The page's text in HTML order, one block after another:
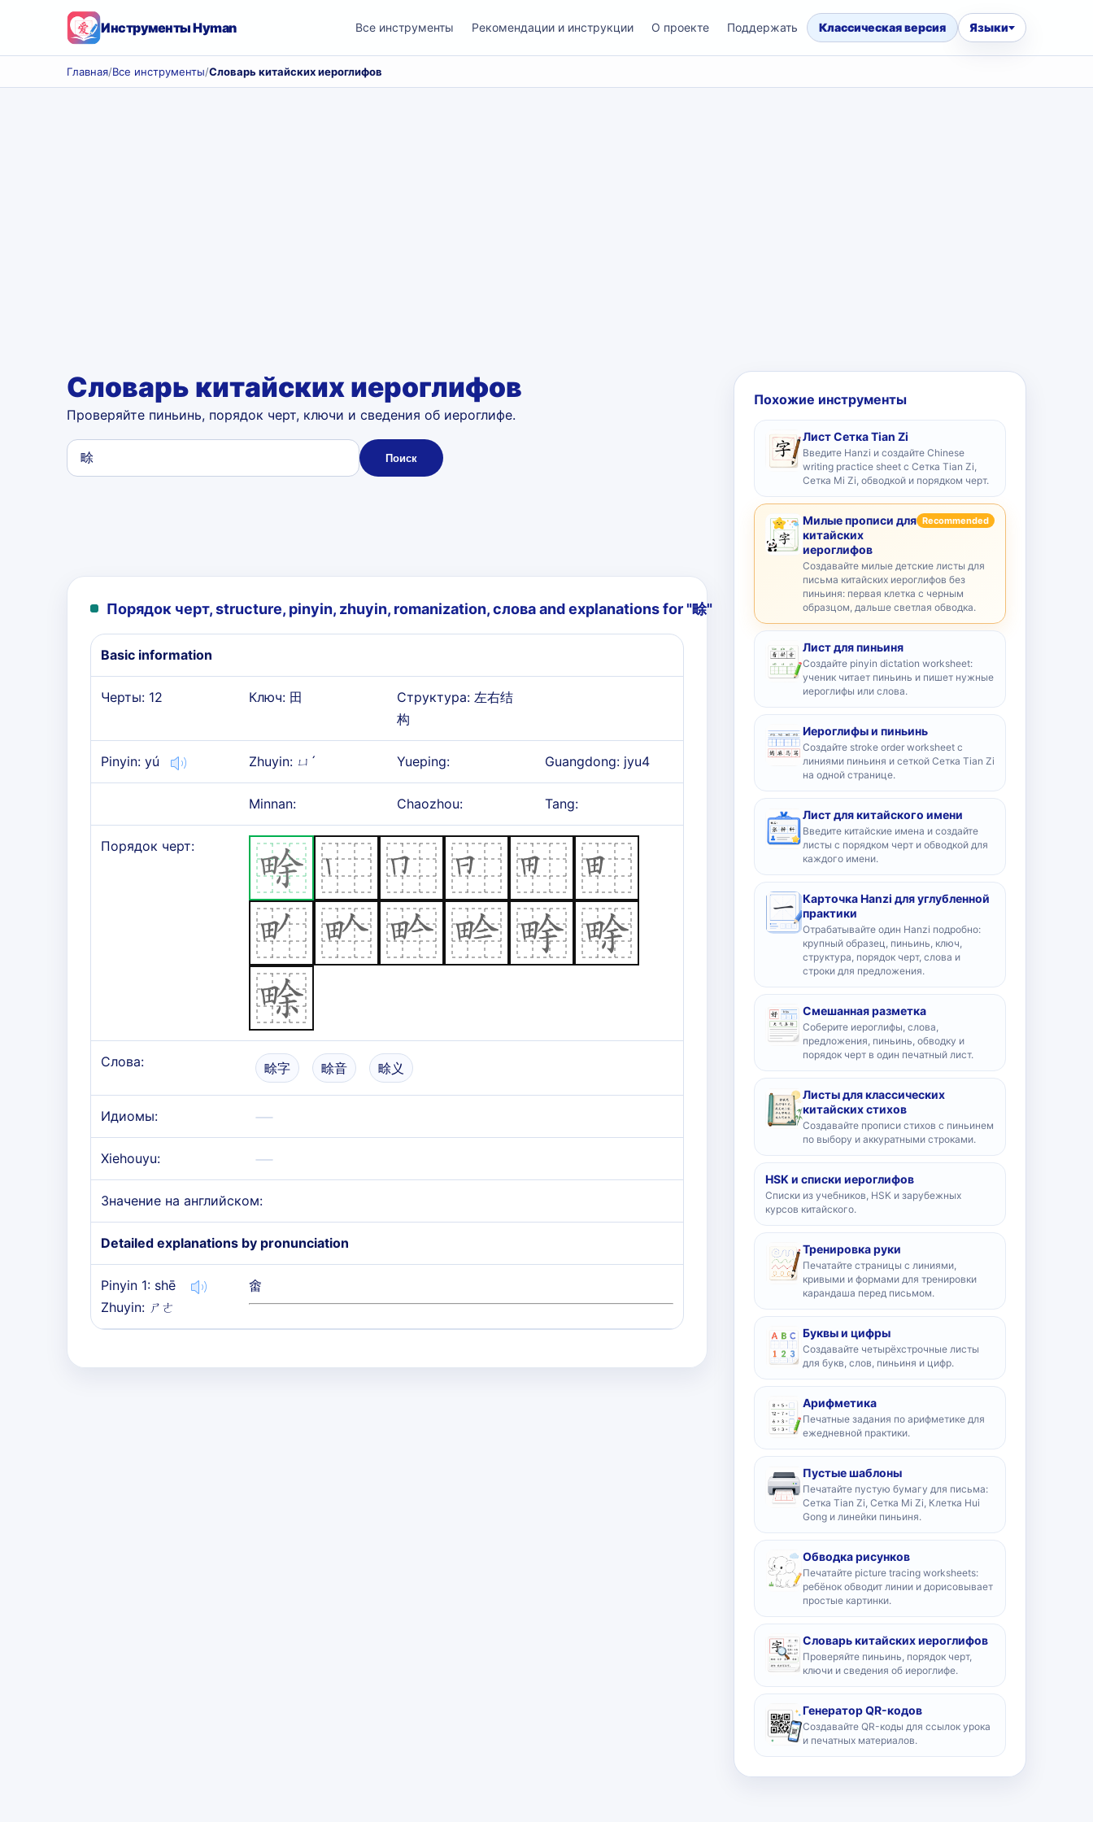
Инструменты Hyman Все инструменты Рекомендации и инструкции О проекте Поддержать Классическая версия Языки
Главная/Все инструменты/Словарь китайских иероглифов
Словарь китайских иероглифов
Проверяйте пиньинь, порядок черт, ключи и сведения об иероглифе.
Поиск
Порядок черт, structure, pinyin, zhuyin, romanization, слова and explanations for "畭"
Basic information
Черты: 12 Ключ: 田
Структура: 左右结
构
Pinyin: yú Zhuyin: ㄩˊ Yueping: Guangdong: jyu4
Minnan: Chaozhou: Tang:
Порядок черт:
Слова: 畭字 畭音 畭义
Идиомы:
Xiehouyu:
Значение на английском:
Detailed explanations by pronunciation
Pinyin 1: shē
Zhuyin: ㄕㄜ
畬
Похожие инструменты
Лист Сетка Tian Zi
Введите Hanzi и создайте Chinese
writing practice sheet с Сетка Tian Zi,
Сетка Mi Zi, обводкой и порядком черт.
Милые прописи для
китайских
иероглифов
Recommended
Создавайте милые детские листы для
письма китайских иероглифов без
пиньиня: первая клетка с черным
образцом, дальше светлая обводка.
Лист для пиньиня
Создайте pinyin dictation worksheet:
ученик читает пиньинь и пишет нужные
иероглифы или слова.
Иероглифы и пиньинь
Создайте stroke order worksheet с
линиями пиньиня и сеткой Сетка Tian Zi
на одной странице.
Лист для китайского имени
Введите китайские имена и создайте
листы с порядком черт и обводкой для
каждого имени.
Карточка Hanzi для углубленной
практики
Отрабатывайте один Hanzi подробно:
крупный образец, пиньинь, ключ,
структура, порядок черт, слова и
строки для предложения.
Смешанная разметка
Соберите иероглифы, слова,
предложения, пиньинь, обводку и
порядок черт в один печатный лист.
Листы для классических
китайских стихов
Создавайте прописи стихов с пиньинем
по выбору и аккуратными строками.
HSK и списки иероглифов
Списки из учебников, HSK и зарубежных
курсов китайского.
Тренировка руки
Печатайте страницы с линиями,
кривыми и формами для тренировки
карандаша перед письмом.
Буквы и цифры
Создавайте четырёхстрочные листы
для букв, слов, пиньиня и цифр.
Арифметика
Печатные задания по арифметике для
ежедневной практики.
Пустые шаблоны
Печатайте пустую бумагу для письма:
Сетка Tian Zi, Сетка Mi Zi, Клетка Hui
Gong и линейки пиньиня.
Обводка рисунков
Печатайте picture tracing worksheets:
ребёнок обводит линии и дорисовывает
простые картинки.
Словарь китайских иероглифов
Проверяйте пиньинь, порядок черт,
ключи и сведения об иероглифе.
Генератор QR-кодов
Создавайте QR-коды для ссылок урока
и печатных материалов.